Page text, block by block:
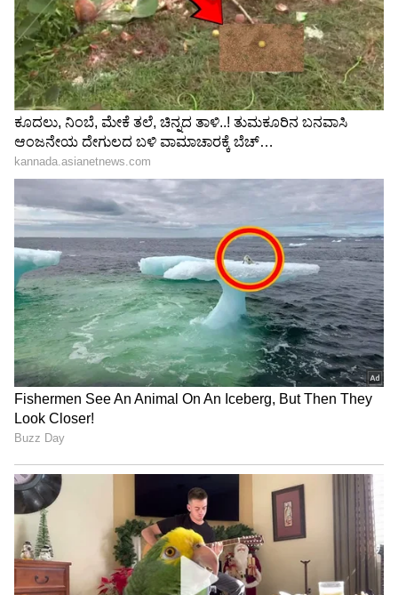
ಟ್ಯೂಷನ್‌ಗೆ ಹೊರಟಿದ್ದ ಬಾಲಕಿ ಅಪಹರಣ ಯತ್ನ:
ಆರೋಪಿ ಬಂಧನ
ಬೆಂ-ಮೈ ಎಕ್ಸ್‌ಪ್ರೆಸ್‌ ವೇನಲ್ಲಿ ಪ್ರತಿನಿತ್ಯ ರಾಮನಗರ
ಪೊಲೀಸರು ವಿಶೇಷ ಕಾರ್ಯಾಚರಣೆ ನಡೆಸಿದ್ದು, ಸಂಚಾರ
ನಿಯಮ ಉಲ್ಲಂಘಿಸಿದವರ ವಿರುದ್ಧ ದಂಡಾಸ್ತ್ರವನ್ನು
ಮುಂದುವರಿಸಿದ್ದಾರೆ. ಅತಿವೇಗವಾಗಿ ವಾಹನ ಚಲಾಯಿಸುವ
694 ಪ್ರಕರಣ, ಲೇನ್‌ ಡಿಸಿಪ್ಲೀನ್‌ ಉಲ್ಲಂಘನೆಯ 260
ಪ್ರಕರಣ, ಸೀಟ್‌ ಬೆಲ್ಟ್‌ ಹಾಕದಿದ್ದಕ್ಕೆ 205 ಪ್ರಕರಣ, ಹೆಲ್ಮೆಟ್‌
ಧರಿಸದೆ ದ್ವಿಚಕ್ರವಾಹನ ಸವಾರಿ ಮಾಡಿದ್ದಕ್ಕೆ 110 ಪ್ರಕರಣ
ಹಾಗೂ ಇತರೆ ನಿಯಮ ಉಲ್ಲಂಘನೆಗೆ 93 ಪ್ರಕರಣ ಸೇರಿ
ಒಂದು ವಾರದ ಅವಧಿಯಲ್ಲಿ ಒಟ್ಟು 1360 ಪ್ರಕರಣ
ದಾಖಲಿಸಿದ್ದಾರೆ.
ಶೇ.50 ರಿಂದ ಶೇ.18 ಕ್ಕೆ TAX ಇಳಿಕೆ: ಮೋದಿ-
ಟ್ರಂಪ್ ಐತಿಹಾಸಿಕ ಒಪ್ಪಂದ | India US
Trade Deal | Party Rounds